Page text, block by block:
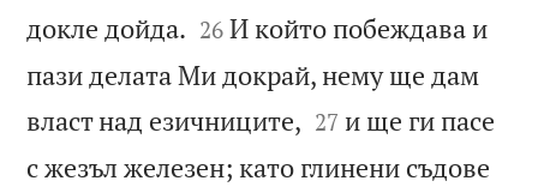
докле дойда. 

26 И който побеждава и
пази делата Ми докрай, нему ще дам
власт над езичниците, 

27 и ще ги пасе
с жезъл железен; като глинени съдове